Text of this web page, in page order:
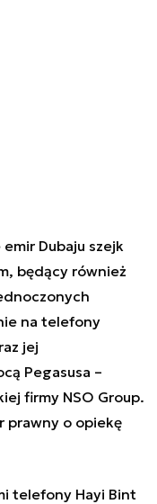
Dubaju szejk
będący również
na telefony
jej
Pegasusa –
firmy NSO Group.
prawny o opiekę
telefony Hayi Bint